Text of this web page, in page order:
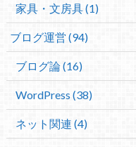
家具・文房具 (1)
ブログ運営 (94)
ブログ論 (16)
WordPress (38)
ネット関連 (4)